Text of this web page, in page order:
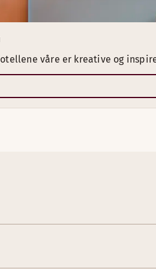
våre er kreative og